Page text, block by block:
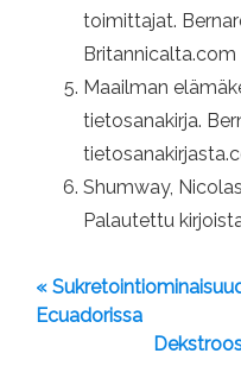
toimittajat.
Britannicalta.com
Maailman
tietosanakirja.
Shumway,
Palautettu
«
Ecuadorissa